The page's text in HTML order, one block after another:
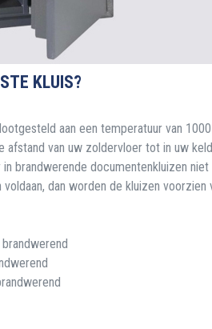
KLUIS?
aan een temperatuur van
afstand van uw zoldervloer tot in uw
brandwerende documentenkluizen
voldaan, dan worden de kluizen voorzien